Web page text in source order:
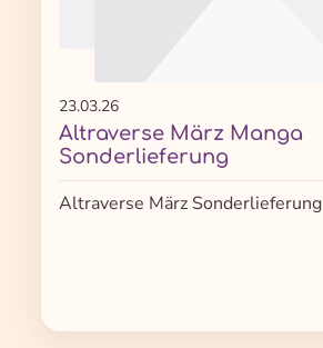
23.03.26
Altraverse März Manga
Sonderlieferung
Altraverse März Sonderlieferung